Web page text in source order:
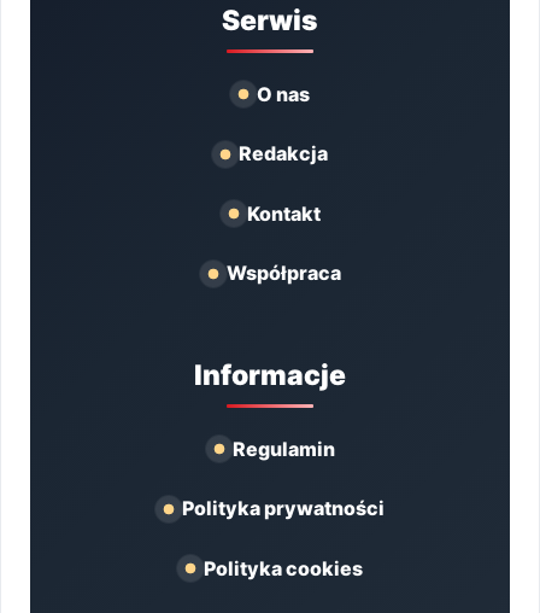
Serwis
O nas
Redakcja
Kontakt
Współpraca
Informacje
Regulamin
Polityka prywatności
Polityka cookies